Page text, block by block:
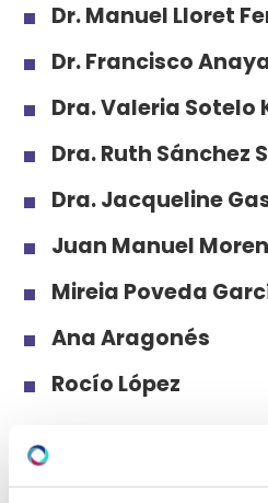
Dr. Manuel Lloret
Dr. Francisco
Dra. Valeria Sotelo
Dra. Ruth Sánchez
Dra. Jacqueline
Juan Manuel
Mireia Poveda
Ana Aragonés
Rocío López